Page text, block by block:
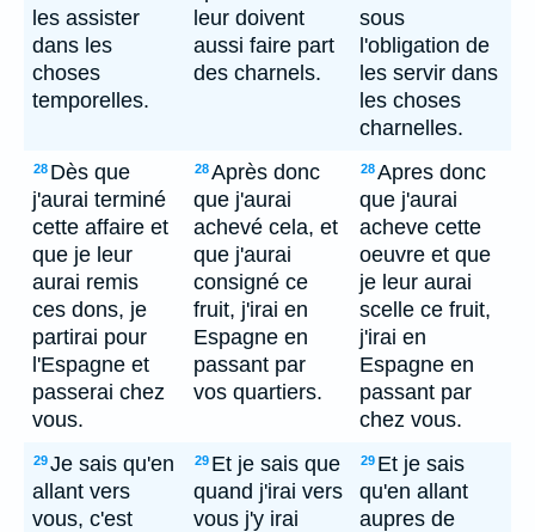
les assister
dans les
choses
temporelles.
leur doivent
aussi faire part
des charnels.
sous
l'obligation de
les servir dans
les choses
charnelles.
28 Dès que
j'aurai terminé
cette affaire et
que je leur
aurai remis
ces dons, je
partirai pour
l'Espagne et
passerai chez
vous.
28Après donc
que j'aurai
achevé cela, et
que j'aurai
consigné ce
fruit, j'irai en
Espagne en
passant par
vos quartiers.
28Apres donc
que j'aurai
acheve cette
oeuvre et que
je leur aurai
scelle ce fruit,
j'irai en
Espagne en
passant par
chez vous.
29Je sais qu'en
allant vers
vous, c'est
29 Et je sais que
quand j'irai vers
vous j'y irai
29 Et je sais
qu'en allant
aupres de